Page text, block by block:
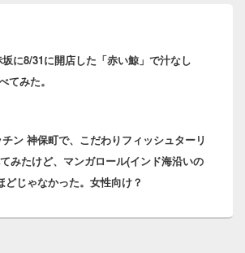
に8/31に開店した「赤い鯨」で汁なし
てみた。
ン 神保町で、こだわりフィッシュターリ
みたけど、マンガロール(インド海沿いの
どじゃなかった。女性向け？